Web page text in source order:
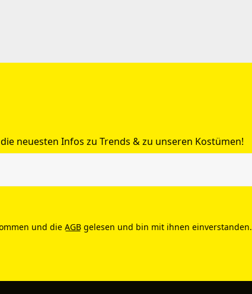
neuesten Infos zu Trends & zu unseren Kostümen!
und die AGB gelesen und bin mit ihnen einverstanden.